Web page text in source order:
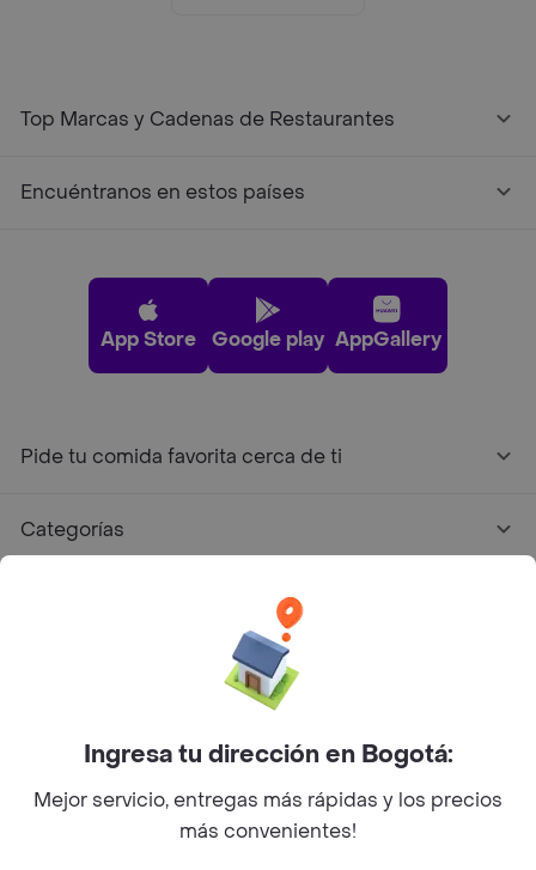
Top Marcas y Cadenas de Restaurantes
Encuéntranos en estos países
App Store Google play AppGallery
Pide tu comida favorita cerca de ti
Categorías
Facebook
Twitter
Instagram
©2026Rappi Inc. All rights reserved.
Ingresa tu dirección en Bogotá:
Mejor servicio, entregas más rápidas y los precios
más convenientes!